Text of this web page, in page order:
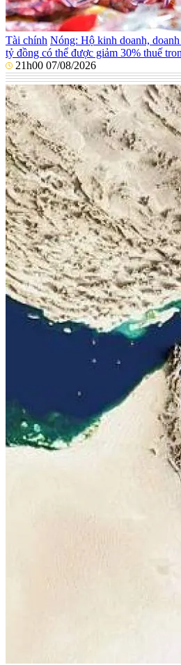
Tài chính Nóng: Hộ kinh doanh,
tỷ đồng có thể được giảm 30% thuế
21h00 07/08/2026